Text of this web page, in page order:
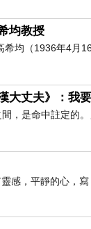
均教授
希均（1936年4月
大丈夫》：我
間，是命中註定的
感，平靜的心，